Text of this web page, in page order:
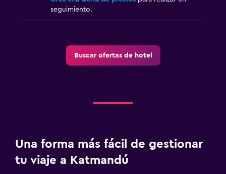
seguimiento.
Buscar ofertas de hotel
Una forma más fácil de gestionar
tu viaje a Katmandú